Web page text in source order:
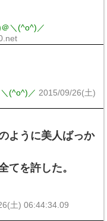
＼(^o^)／
(^o^)／ 2015/09/26(土)
ように美人ばっか
てを許した。
土) 06:44:34.09